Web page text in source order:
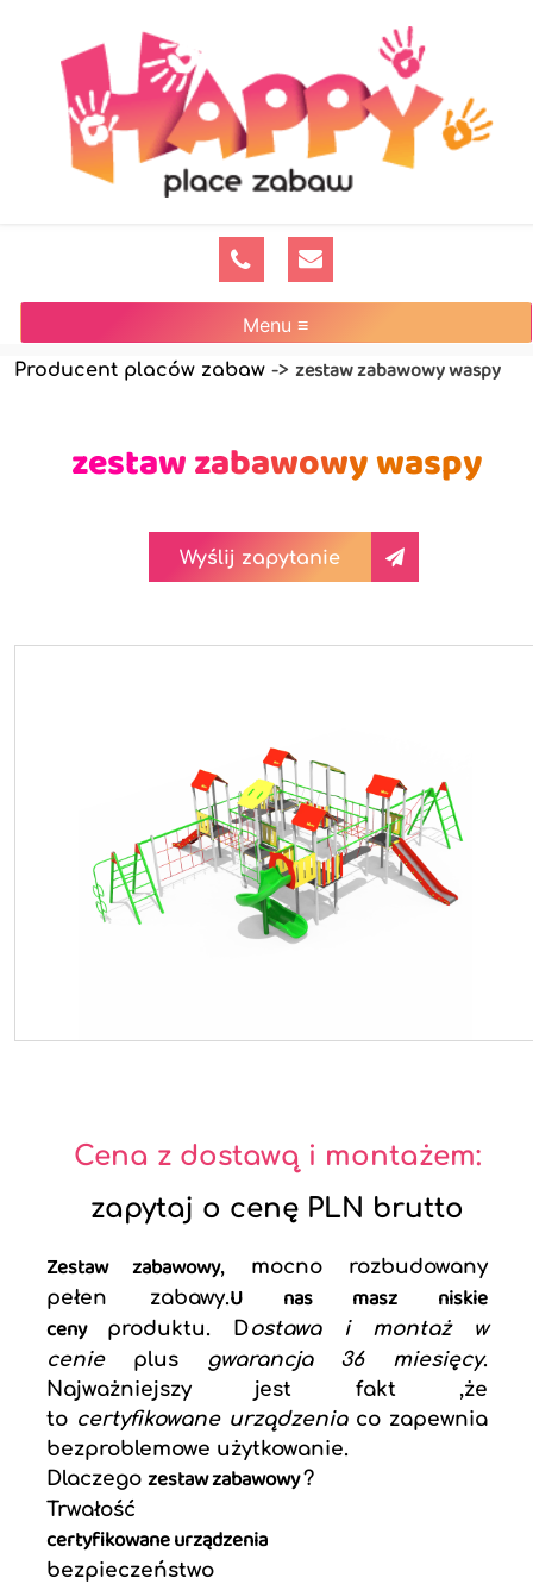
Menu ≡
Producent placów zabaw -> zestaw zabawowy waspy
zestaw zabawowy waspy
Wyślij zapytanie
Cena z dostawą i montażem:
zapytaj o cenę PLN brutto
Zestaw zabawowy, mocno rozbudowany
pełen zabawy.U nas masz niskie
ceny
produktu. Dostawa i montaż w
cenieplusgwarancja 36 miesięcy.
Najważniejszy jest fakt ,że
to certyfikowane urządzenia co zapewnia
bezproblemowe użytkowanie.
Dlaczego zestaw zabawowy?
Trwałość
certyfikowane urządzenia
bezpieczeństwo